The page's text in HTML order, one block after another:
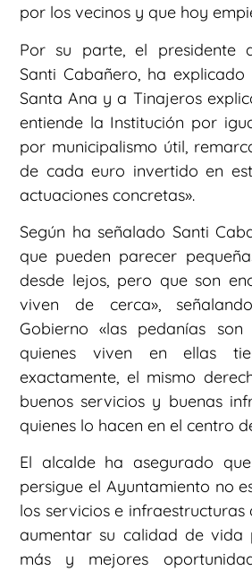
por los vecinos y que hoy
Por su parte, el presidente
Santi Cabañero, ha
Santa Ana y a Tinajeros
entiende la Institución por
por municipalismo útil,
de cada euro invertido en
actuaciones concretas».
Según ha señalado Santi
que pueden parecer
desde lejos, pero que son
viven de cerca»,
Gobierno «las pedanías
quienes viven en ellas
exactamente, el mismo
buenos servicios y buenas
quienes lo hacen en el centro
El alcalde ha asegurado
persigue el Ayuntamiento no
los servicios e infraestructuras
aumentar su calidad de vida
más y mejores